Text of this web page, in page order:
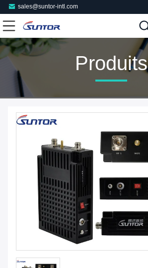
sales@suntor-intl.com
Produits